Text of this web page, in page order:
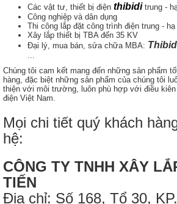
Các vật tư, thiết bị điện thibidi trung -
Công nghiệp và dân dụng
Thi công lắp đặt công trình điện trung - hạ
Xây lắp thiết bị TBA đến 35 KV
Đại lý, mua bán, sửa chữa MBA:
Chúng tôi cam kết mang đến những sản phẩm
hàng, đặc biệt những sản phẩm của chúng tôi
thiện với môi trường, luôn phù hợp với điều
điện Việt Nam.
Mọi chi tiết quý khách
hệ:
CÔNG TY TNHH XÂY
TIẾN
Địa chỉ: Số 168, Tổ 30,